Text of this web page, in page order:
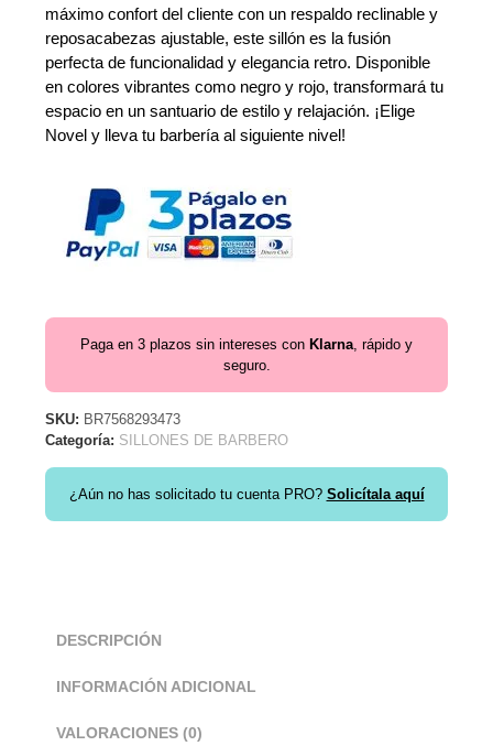
máximo confort del cliente con un respaldo reclinable y
reposacabezas ajustable, este sillón es la fusión
perfecta de funcionalidad y elegancia retro. Disponible
en colores vibrantes como negro y rojo, transformará tu
espacio en un santuario de estilo y relajación. ¡Elige
Novel y lleva tu barbería al siguiente nivel!
Paga en 3 plazos sin intereses con Klarna , rápido y
seguro.
SKU: BR7568293473
Categoría: SILLONES DE BARBERO
¿Aún no has solicitado tu cuenta PRO? Solicítala aquí
DESCRIPCIÓN
INFORMACIÓN ADICIONAL
VALORACIONES (0)